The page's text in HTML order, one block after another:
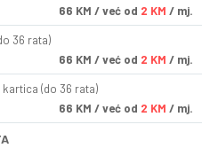
66 KM / već od 2 KM / mj.
36 rata)
66 KM / već od 2 KM / mj.
kartica (do 36 rata)
66 KM / već od 2 KM / mj.